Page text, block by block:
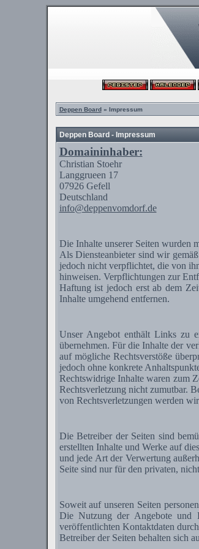
Deppen Board» Impressum
Deppen Board - Impressum
Domaininhaber:
Christian Stoehr
Langgrueen 17
07926 Gefell
Deutschland
info@deppenvomdorf.de
Die Inhalte unserer Seiten wurden
AlsDiensteanbieter sind wir
jedoch nicht verpflichtet, die von
hinweisen. Verpflichtungen zur
Haftung ist jedoch erst ab dem
Inhalte umgehend entfernen.
Unser Angebot enthält Links zu
übernehmen. Für die Inhalte der
auf mögliche Rechtsverstöße
jedoch ohne konkrete
Rechtswidrige Inhalte waren zum
Rechtsverletzung nicht zumutbar.
von Rechtsverletzungen werden
Die Betreiber der Seiten sind
erstellten Inhalte und Werke auf
und jede Art der Verwertung
Seite sind nur für den privaten,
Soweit auf unseren Seiten
Die Nutzung der Angebote und
veröffentlichten Kontaktdaten
Betreiber der Seiten behalten sich